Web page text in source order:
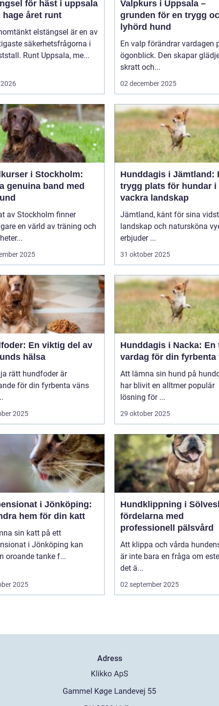
för häst i uppsala
hage året runt
elstängsel är en av
säkerhetsfrågorna i
Runt Uppsala, me...
Valpkurs i Uppsala –
grunden för en trygg
lyhörd hund
En valp förändrar vardagen
ögonblick. Den skapar
skratt och...
02 december 2025
i Stockholm:
genuina band med
av Stockholm finner
en värld av träning och
2025
Hunddagis i Jämtland:
trygg plats för hundar i
vackra landskap
Jämtland, känt för sina
landskap och natursköna
erbjuder ...
31 oktober 2025
En viktig del av
hälsa
rätt hundfoder är
för din fyrbenta väns
2025
Hunddagis i Nacka: En
vardag för din fyrbenta
Att lämna sin hund på
har blivit en alltmer populär
lösning för ...
29 oktober 2025
i Jönköping:
hem för din katt
sin katt på ett
i Jönköping kan
oroande tanke f...
2025
Hundklippning i
fördelarna med
professionell pälsvård
Att klippa och vårda
är inte bara en fråga om
det ä...
02 september 2025
Adress